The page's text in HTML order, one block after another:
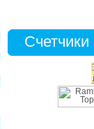
Счетчики